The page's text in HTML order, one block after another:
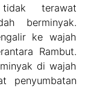
terawat
berminyak.
ke wajah
Rambut.
di wajah
penyumbatan